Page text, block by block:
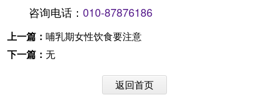
咨询电话： 010-87876186
上一篇： 哺乳期女性饮食要注意
下一篇： 无
返回首页